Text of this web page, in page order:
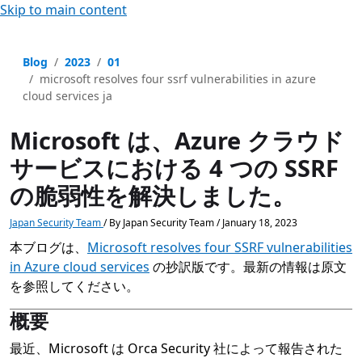
Skip to main content
Blog 2023
01
microsoft resolves four ssrf vulnerabilities in azure
cloud services ja
Microsoft は、Azure クラウド
サービスにおける 4 つの SSRF
の脆弱性を解決しました。
Japan Security Team/ By Japan Security Team/ January 18, 2023
本ブログは、 Microsoft resolves four SSRF vulnerabilities
in Azure cloud services の抄訳版です。最新の情報は原文
を参照してください。
概要
最近、Microsoft は Orca Security 社によって報告された